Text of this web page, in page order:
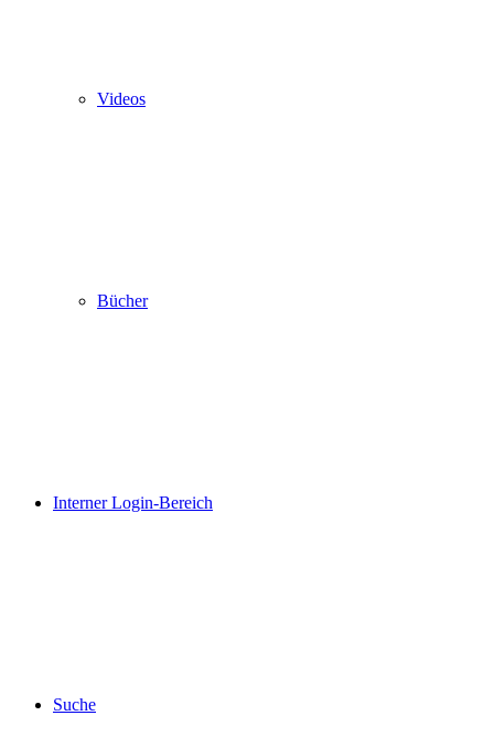
Videos
Bücher
Interner Login-Bereich
Suche